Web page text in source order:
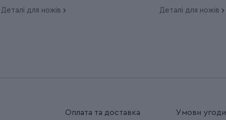
Деталі для ножів Деталі для ножів
Оплата та доставка Умови угоди